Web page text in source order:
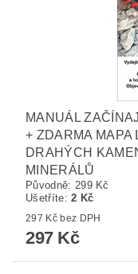
MANUÁL
+ ZDARMA MAPA
DRAHÝCH
MINERÁLŮ
Původně: 299 Kč
Ušetříte:2 Kč
297 Kč bez DPH
297 Kč